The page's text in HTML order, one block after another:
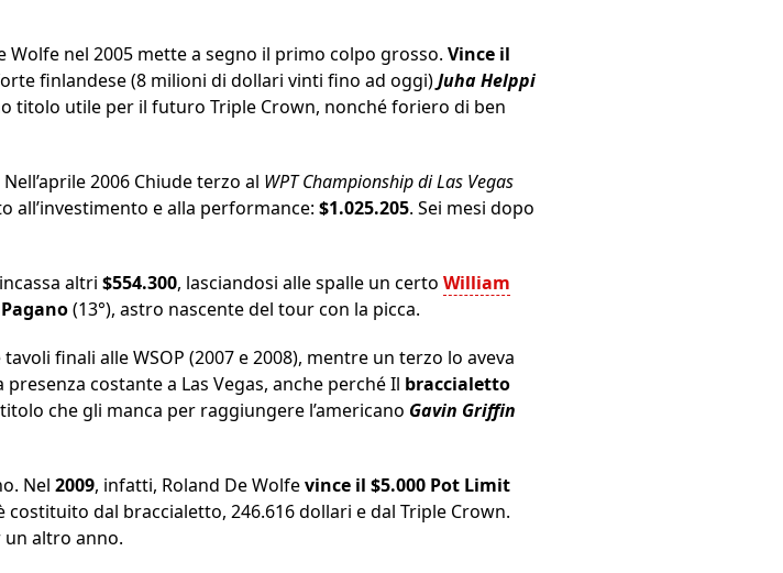
nel 2005 mette a segno il primo colpo grosso. Vince il
finlandese (8 milioni di dollari vinti fino ad oggi)Juha Helppi
titolo utile per il futuro Triple Crown, nonché foriero di ben
2006 Chiude terzo al WPT Championship di Las Vegas
all’investimento e alla performance: $1.025.205. Sei mesi dopo
altri $554.300, lasciandosi alle spalle un certo William
(13°), astro nascente del tour con la picca.
finali alle WSOP (2007 e 2008), mentre un terzo lo aveva
costante a Las Vegas, anche perché Il braccialetto
che gli manca per raggiungere l’americano Gavin Griffin
Nel 2009, infatti, Roland De Wolfevince il $5.000 Pot Limit
costituito dal braccialetto, 246.616 dollari e dal Triple Crown.
un altro anno.